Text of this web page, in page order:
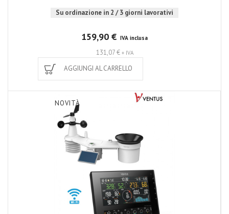
Su ordinazione in 2 / 3 giorni lavorativi
159,90 € IVA inclusa
131,07 € + IVA
AGGIUNGI AL CARRELLO
NOVITÀ